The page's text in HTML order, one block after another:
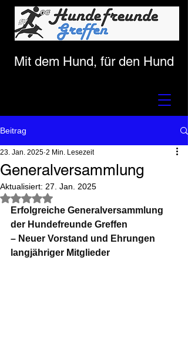
Mit dem Hund, für den Hund
Beitrag
Generalversammlung
23. Jan. 2025 2 Min. Lesezeit
Aktualisiert: 27. Jan. 2025
Mit NaN von 5 Sternen bewertet.
Erfolgreiche Generalversammlung
der Hundefreunde Greffen
– Neuer Vorstand und Ehrungen
langjähriger Mitglieder